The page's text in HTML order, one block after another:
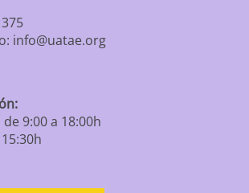
info@uatae.org
9:00 a 18:00h